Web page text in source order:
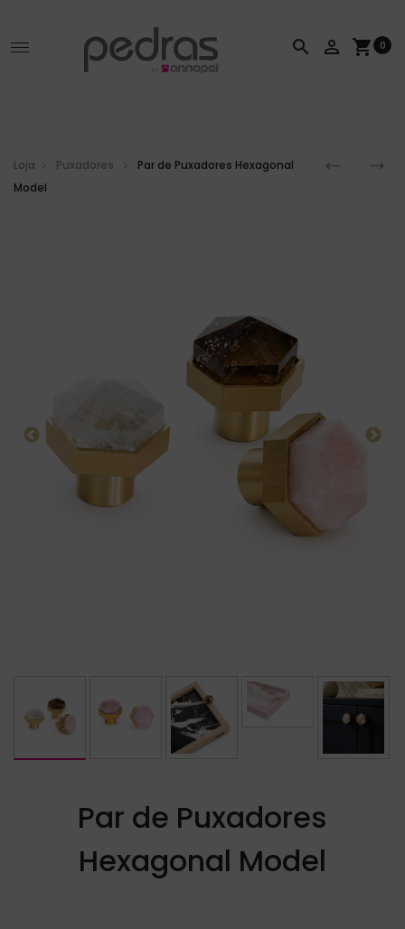
search person_outline shopping_cart 0
Loja Puxadores
Par de Puxadores Hexagonal
Model
Par de Puxadores
Hexagonal Model